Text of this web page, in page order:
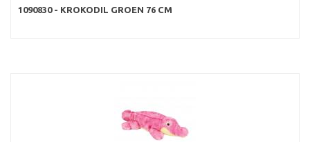
1090830 - KROKODIL GROEN 76 CM